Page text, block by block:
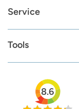
Service
Tools
8.6